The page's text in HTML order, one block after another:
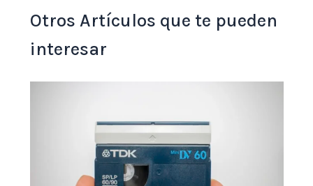
Otros Artículos que te pueden
interesar